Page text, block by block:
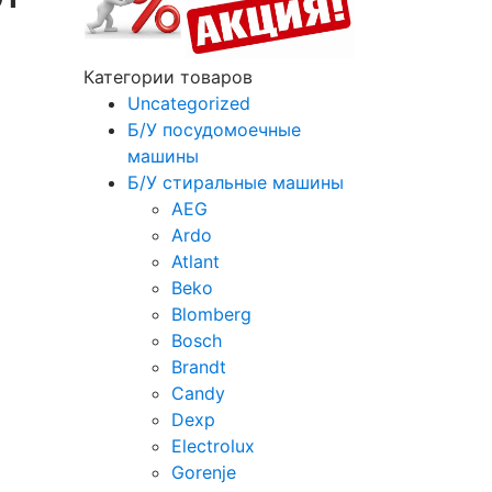
Категории товаров
Uncategorized
Б/У посудомоечные
машины
Б/У стиральные машины
AEG
Ardo
Atlant
Beko
Blomberg
Bosch
Brandt
Candy
Dexp
Electrolux
Gorenje